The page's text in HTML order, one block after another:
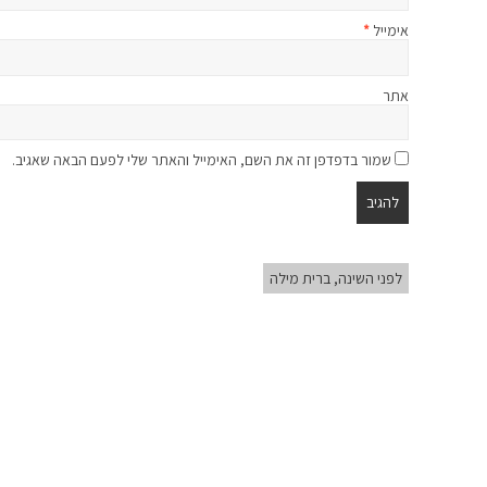
אימייל *
אתר
שמור בדפדפן זה את השם, האימייל והאתר שלי לפעם הבאה שאגיב.
לפני השינה, ברית מילה